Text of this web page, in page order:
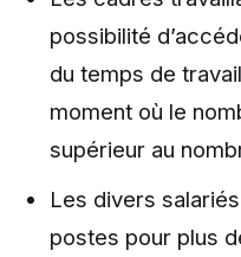
possibilité
du temps de
moment où le
supérieur au
Les divers
postes pour plus